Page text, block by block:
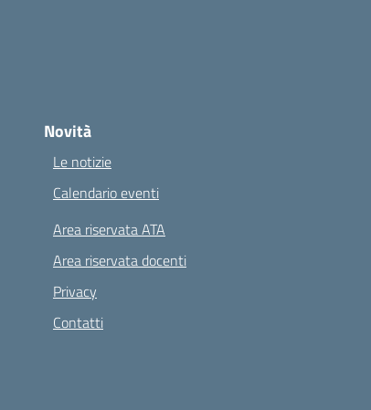
Novità
Le notizie
Calendario eventi
Area riservata ATA
Area riservata docenti
Privacy
Contatti